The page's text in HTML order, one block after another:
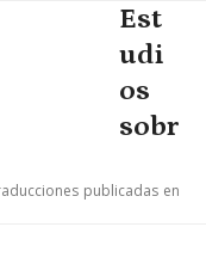
Est
udi
os
sobr
publicadas en